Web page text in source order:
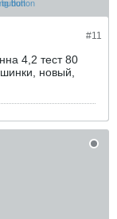
#11
4,2 тест 80
новый,